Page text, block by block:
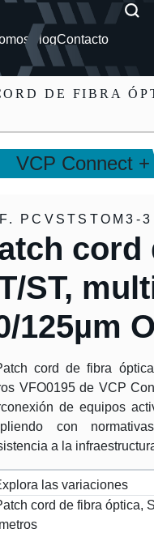
BlogContacto
DE FIBRA
VCP Connect +
PCVSTSTOM3-3
cord
ST,
125µm
cord de fibra
VFO0195 de VCP
de equipos
con
a la
las variaciones
cord de fibra óptica,